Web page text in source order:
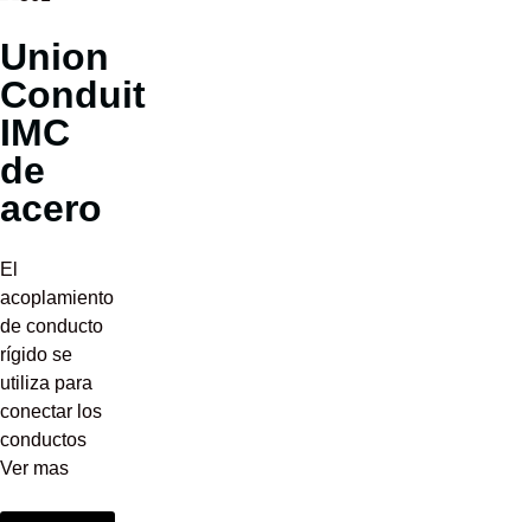
Union
Conduit
IMC
de
acero
El
acoplamiento
de conducto
rígido se
utiliza para
conectar los
conductos
Ver mas